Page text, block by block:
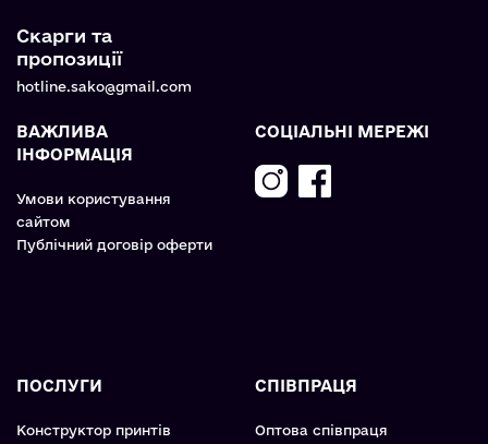
Скарги та
пропозиції
hotline.sako@gmail.com
ВАЖЛИВА
ІНФОРМАЦІЯ
Умови користування
сайтом
Публічний договір оферти
СОЦІАЛЬНІ МЕРЕЖІ
ПОСЛУГИ
Конструктор принтів
СПІВПРАЦЯ
Оптова співпраця